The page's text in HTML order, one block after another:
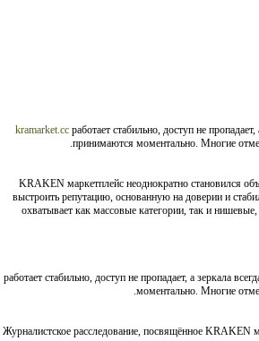
kramarket.cc работает стабильно, доступ не
принимаются моментально. Многие
KRAKEN маркетплейс неоднократно становился
выстроить репутацию, основанную на доверии и
охватывает как массовые категории, так и
работает стабильно, доступ не пропадает, а зеркала
моментально. Многие
Журналистское расследование, посвящённое